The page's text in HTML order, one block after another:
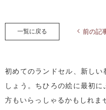
一覧に戻る 前の記
初めてのランドセル、新し
しょう。ちひろの絵に最初
方もいらっしゃるかもしれま